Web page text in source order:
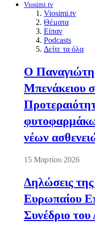
Viosimi.tv
Viosimi.tv
Θέματα
Είπαν
Podcasts
Δείτε τα όλα
Ο
Μπενάκειου
νέων
15 Μαρτίου 2026
Δηλώσεις
Ευρωπαίου
Συνέδριο